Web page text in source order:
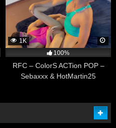
1K
100%
RFC – ColorS ACTion POP –
Sebaxxx & HotMartin25